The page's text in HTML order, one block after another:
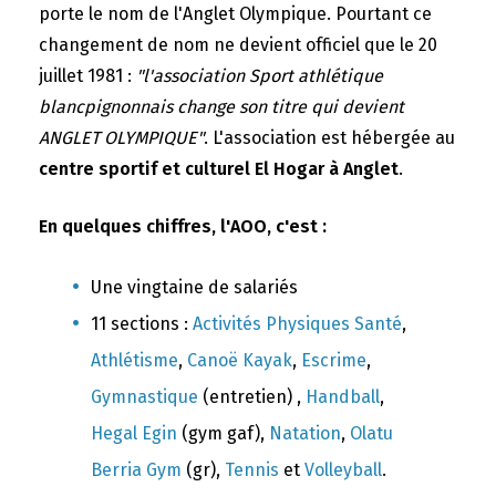
porte le nom de l'Anglet Olympique. Pourtant ce
changement de nom ne devient officiel que le 20
juillet 1981 : "l'association Sport athlétique
blancpignonnais change son titre qui devient
ANGLET OLYMPIQUE". L'association est hébergée au
centre sportif et culturel El Hogar à Anglet.
En quelques chiffres, l'AOO, c'est :
Une vingtaine de salariés
11 sections : Activités Physiques Santé,
Athlétisme, Canoë Kayak, Escrime,
Gymnastique (entretien) , Handball,
Hegal Egin (gym gaf), Natation, Olatu
Berria Gym (gr), Tennis et Volleyball.